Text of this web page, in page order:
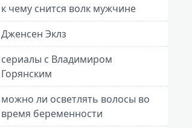
к чему снится волк мужчине
Дженсен Эклз
сериалы с Владимиром
Горянским
можно ли осветлять волосы во
время беременности